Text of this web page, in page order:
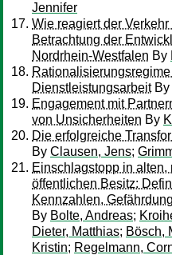
Jennifer
Wie reagiert der
Betrachtung der
Nordrhein-Westfalen By
DienstleistungsarbeitBy
Engagement mit
von Unsicherheiten By
Die erfolgreiche
By Clausen, Jens;
Einschlagstopp in
öffentlichen Besitz:
Kennzahlen,
By Bolte, Andreas;
Dieter, Matthias; Bösch,
Kristin; Regelmann,